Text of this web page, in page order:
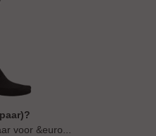
voor &euro...